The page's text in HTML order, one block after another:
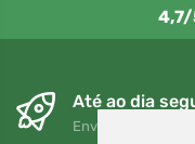
Até ao dia
Envio gratuito